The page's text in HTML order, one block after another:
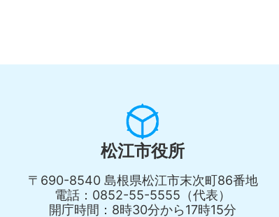
松江市役所
〒690-8540 島根県松江市末次町86番地
電話：0852-55-5555（代表）
開庁時間：8時30分から17時15分